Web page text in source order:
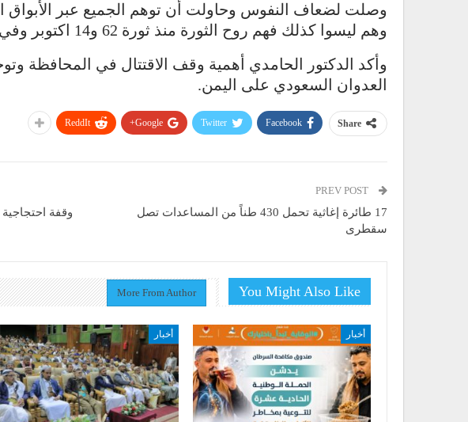
وصلت لضعاف النفوس وحاولت أن توهم الجميع عبر الأبواق
وهم ليسوا كذلك فهم روح الثورة منذ ثورة 62 و14 اكتوبر وفي مقدمة الصفوف”.
وأكد الدكتور الحامدي أهمية وقف الاقتتال في المحافظة
العدوان السعودي على اليمن.
Share
Facebook
Twitter
Google+
ReddIt
17 طائرة إغاثية تحمل 430 طناً من المساعدات تصل
سقطرى
وقفة
You Might Also Like
More From Author
أخبار أخبار